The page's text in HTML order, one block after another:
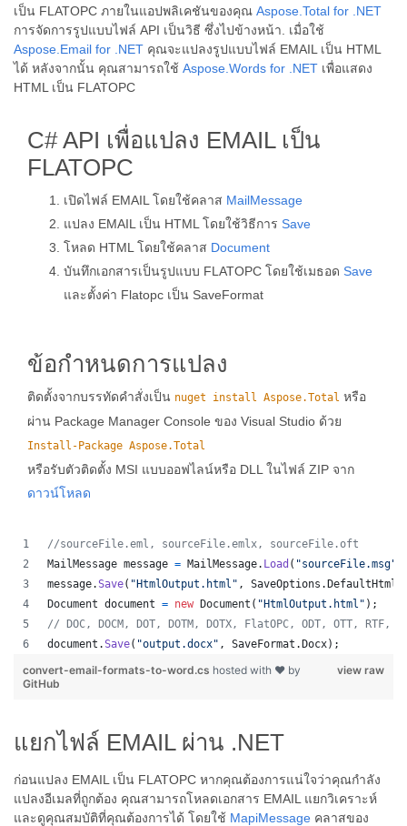
เป็น FLATOPC ภายในแอปพลิเคชันของคุณ Aspose.Total for .NET
การจัดการรูปแบบไฟล์ API เป็นวิธี ซึ่งไปข้างหน้า. เมื่อใช้
Aspose.Email for .NET คุณจะแปลงรูปแบบไฟล์ EMAIL เป็น HTML
ได้ หลังจากนั้น คุณสามารถใช้ Aspose.Words for .NET เพื่อแสดง
HTML เป็น FLATOPC
C# API เพื่อแปลง EMAIL เป็น
FLATOPC
เปิดไฟล์ EMAIL โดยใช้คลาส MailMessage
แปลง EMAIL เป็น HTML โดยใช้วิธีการ Save
โหลด HTML โดยใช้คลาส Document
บันทึกเอกสารเป็นรูปแบบ FLATOPC โดยใช้เมธอด Save
และตั้งค่า Flatopc เป็น SaveFormat
ข้อกำหนดการแปลง
ติดตั้งจากบรรทัดคำสั่งเป็น nuget install Aspose.Total หรือ
ผ่าน Package Manager Console ของ Visual Studio ด้วย
Install-Package Aspose.Total
หรือรับตัวติดตั้ง MSI แบบออฟไลน์หรือ DLL ในไฟล์ ZIP จาก
ดาวน์โหลด
//sourceFile.eml, sourceFile.emlx, sourceFile.oft
MailMessage message = MailMessage. Load ( "sourceFile.msg"
message.Save( "HtmlOutput.html" , SaveOptions . DefaultHtml
Document document = new Document ( "HtmlOutput.html" ) ;
// DOC, DOCM, DOT, DOTM, DOTX, FlatOPC, ODT, OTT, RTF,
document .Save( "output.docx" , SaveFormat . Docx) ;
view raw
convert-email-formats-to-word.cs hosted with ❤ by
GitHub
แยกไฟล์ EMAIL ผ่าน .NET
ก่อนแปลง EMAIL เป็น FLATOPC หากคุณต้องการแน่ใจว่าคุณกำลัง
แปลงอีเมลที่ถูกต้อง คุณสามารถโหลดเอกสาร EMAIL แยกวิเคราะห์
และดูคุณสมบัติที่คุณต้องการได้ โดยใช้ MapiMessage คลาสของ